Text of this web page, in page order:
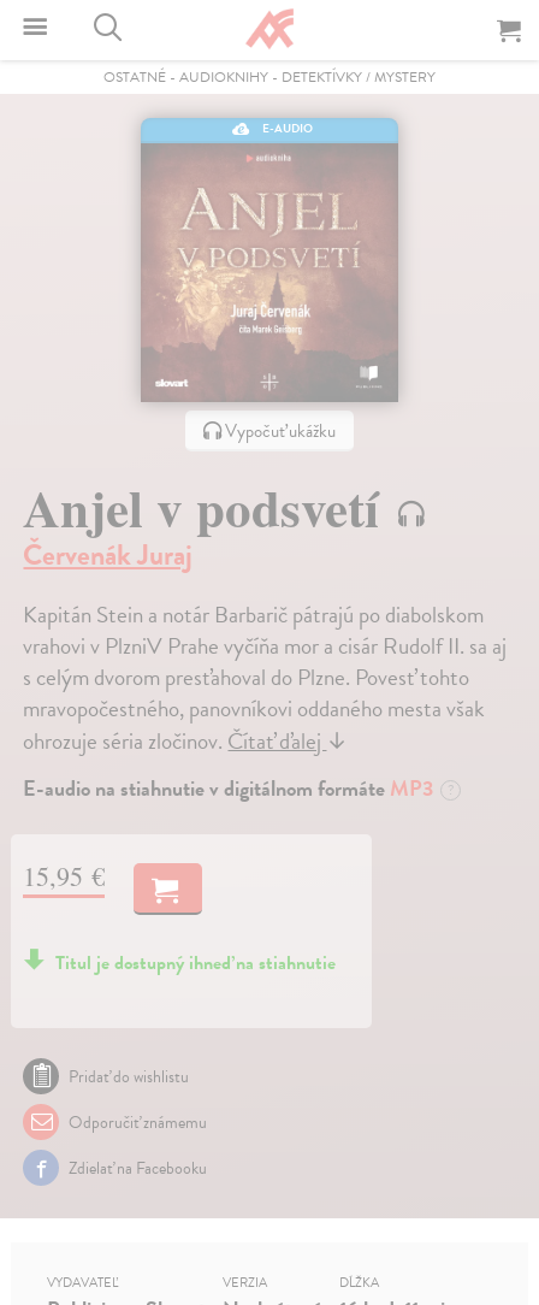
OSTATNÉ - AUDIOKNIHY - DETEKTÍVKY / MYSTERY
E-AUDIO
Vypočuť ukážku
Anjel v podsvetí
Červenák Juraj
Kapitán Stein a notár Barbarič pátrajú po diabolskom
vrahovi v PlzniV Prahe vyčíňa mor a cisár Rudolf II. sa aj
s celým dvorom presťahoval do Plzne. Povesť tohto
mravopočestného, panovníkovi oddaného mesta však
ohrozuje séria zločinov.Čítať ďalej↓
E-audio na stiahnutie v digitálnom formáteMP3 ?
15,95 €
Titul je dostupný ihneď na stiahnutie
Pridať do wishlistu
Odporučiť známemu
Zdielať na Facebooku
VYDAVATEĽ VERZIA DĹŽKA